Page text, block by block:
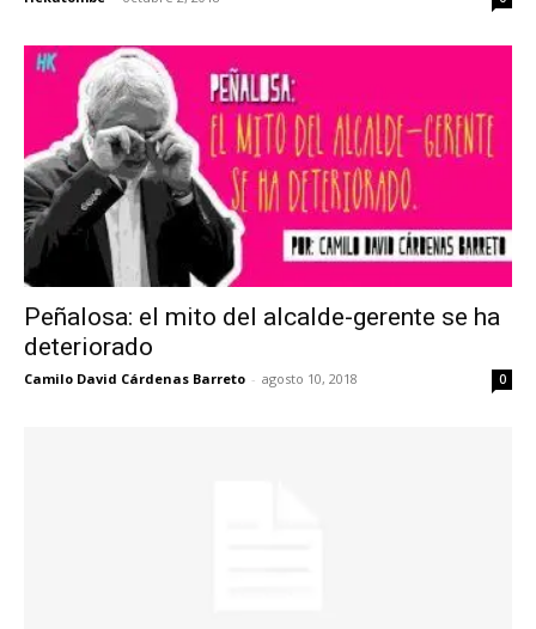
Peñalosa: el mito del alcalde-gerente se ha
deteriorado
Camilo David Cárdenas Barreto - agosto 10, 2018 0